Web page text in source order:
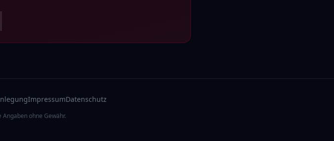
ImpressumDatenschutz
ohne Gewähr.